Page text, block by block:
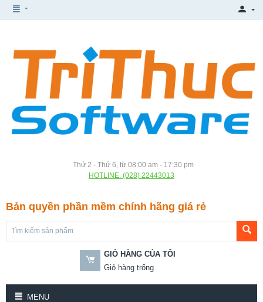
Thứ 2 - Thứ 6, từ 08:00 am - 17:30 pm
HOTLINE: (028) 22443013
Bản quyền phần mềm chính hãng giá rẻ
GIỎ HÀNG CỦA TÔI
Giỏ hàng trống
MENU